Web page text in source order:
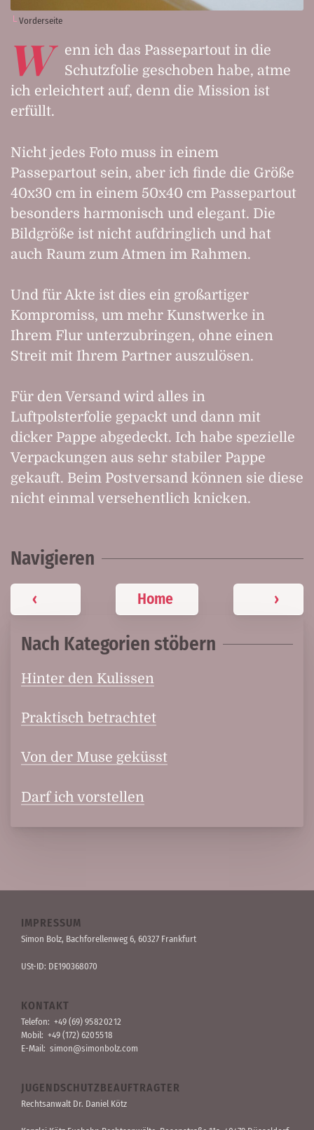
Vorderseite
W
enn ich das Passepartout in die
Schutzfolie geschoben habe, atme
ich erleichtert auf, denn die Mission ist
erfüllt.
Nicht jedes Foto muss in einem
Passepartout sein, aber ich finde die Größe
40x30 cm in einem 50x40 cm Passepartout
besonders harmonisch und elegant. Die
Bildgröße ist nicht aufdringlich und hat
auch Raum zum Atmen im Rahmen.
Und für Akte ist dies ein großartiger
Kompromiss, um mehr Kunstwerke in
Ihrem Flur unterzubringen, ohne einen
Streit mit Ihrem Partner auszulösen.
Für den Versand wird alles in
Luftpolsterfolie gepackt und dann mit
dicker Pappe abgedeckt. Ich habe spezielle
Verpackungen aus sehr stabiler Pappe
gekauft. Beim Postversand können sie diese
nicht einmal versehentlich knicken.
Navigieren
‹ Home ›
Nach Kategorien stöbern
Hinter den Kulissen
Praktisch betrachtet
Von der Muse geküsst
Darf ich vorstellen
IMPRESSUM
Simon Bolz, Bachforellen­weg 6, 60327 Frankfurt
USt-ID: DE190368070
KONTAKT
Telefon: +49 (69) 95 82 02 12
Mobil: +49 (172) 620 55 18
E-Mail: simon@simonbolz.com
JUGENDSCHUTZBEAUFTRAGTER
Rechts­anwalt Dr. Daniel Kötz